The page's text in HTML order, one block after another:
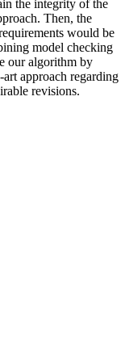
the integrity of the
Then, the
would be
model checking
our algorithm by
approach regarding
revisions.